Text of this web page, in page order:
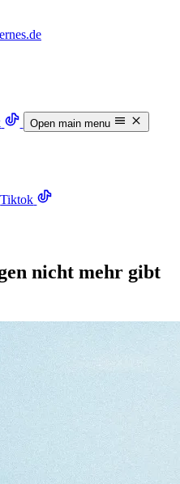
Open main menu
Tiktok
nicht mehr gibt